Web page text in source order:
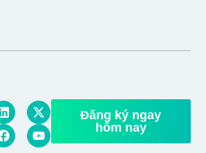
Đăng ký ngay
hôm nay